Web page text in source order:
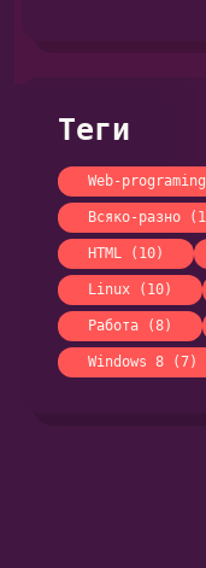
Теги
Web-
Всяко-разно
HTML (10)
Linux (10)
Работа (8)
Windows 8 (7)